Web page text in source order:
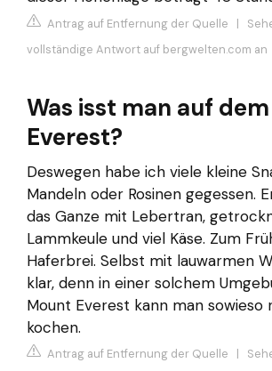
Antrag auf Entfernung der Quelle |
vollständige Antwort auf bergwelten.com an
Was isst man auf
Everest?
Deswegen habe ich viele kleine
Mandeln oder Rosinen gegessen.
das Ganze mit Lebertran,
Lammkeule und viel Käse. Zum
Haferbrei. Selbst mit lauwarmen
klar, denn in einer solchem
Mount Everest kann man sowieso
kochen.
Antrag auf Entfernung der Quelle |